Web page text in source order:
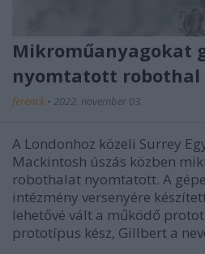
Mikroműanyagokat
nyomtatott robothal
ferenck • 2022. november 03.
A Londonhoz közeli Surrey
Mackintosh úszás közben
robothalat nyomtatott. A
intézmény versenyére
lehetővé vált a működő
prototípus kész, Gillbert a